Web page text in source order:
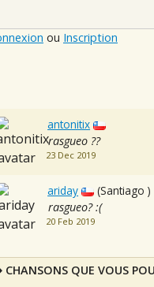
ou Inscription
antonitix
rasgueo ??
23 Dec 2019
ariday
(Santiago )
rasgueo? :(
20 Feb 2019
CHANSONS QUE VOUS